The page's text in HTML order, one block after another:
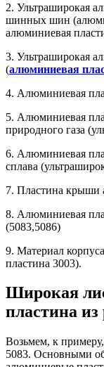
2. Ультраширокая
шинных шин
алюминиевая
3. Ультраширокая
(алюминиевая
4. Алюминиевая
5. Алюминиевая
природного газа
6. Алюминиевая
сплава
7. Пластина крыши
8. Алюминиевая
(5083,5086)
9. Материал
пластина 3003).
Широкая
пластина
Возьмем, к
5083. Основными